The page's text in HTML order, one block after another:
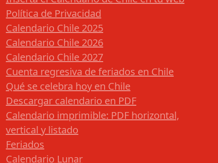
Política de Privacidad
Calendario Chile 2025
Calendario Chile 2026
Calendario Chile 2027
Cuenta regresiva de feriados en Chile
Qué se celebra hoy en Chile
Descargar calendario en PDF
Calendario imprimible: PDF horizontal,
vertical y listado
Feriados
Calendario Lunar